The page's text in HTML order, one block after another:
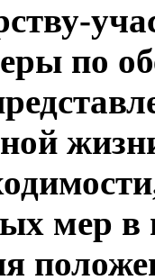
по
мер в